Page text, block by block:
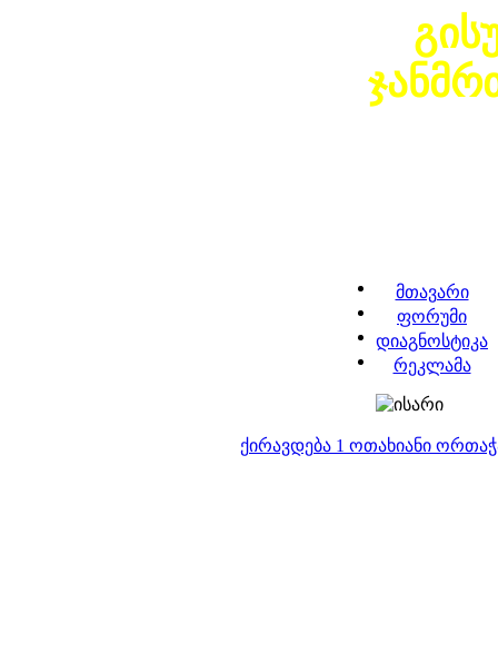
მთავარი
ფორუმი
დიაგნოსტიკა
რეკლამა
ქირავდება 1 ოთახიანი